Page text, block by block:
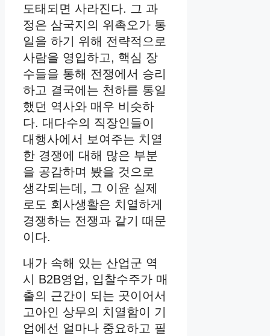
도태되면 사라진다. 그 과
정은 삼국지의 위촉오가 통
일을 하기 위해 전략적으로
사람을 영입하고, 핵심 장
수들을 통해 전쟁에서 승리
하고 결국에는 천하를 통일
했던 역사와 매우 비슷하
다. 대다수의 직장인들이
대행사에서 보여주는 치열
한 경쟁에 대해 많은 부분
을 공감하며 봤을 것으로
생각되는데, 그 이윤 실제
로도 회사생활은 치열하게
경쟁하는 전쟁과 같기 때문
이다.
내가 속해 있는 산업군 역
시 B2B영업, 입찰수주가 매
출의 근간이 되는 곳이어서
고아인 상무의 치열함이 기
업에선 얼마나 중요하고 필